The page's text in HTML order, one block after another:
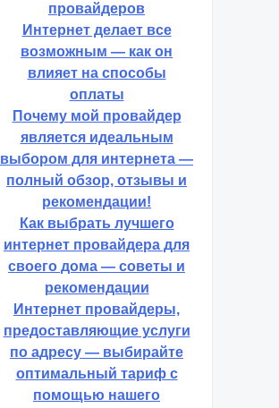
провайдеров
Интернет делает все
возможным — как он
влияет на способы
оплаты
Почему мой провайдер
является идеальным
выбором для интернета —
полный обзор, отзывы и
рекомендации!
Как выбрать лучшего
интернет провайдера для
своего дома — советы и
рекомендации
Интернет провайдеры,
предоставляющие услуги
по адресу — выбирайте
оптимальный тариф с
помощью нашего